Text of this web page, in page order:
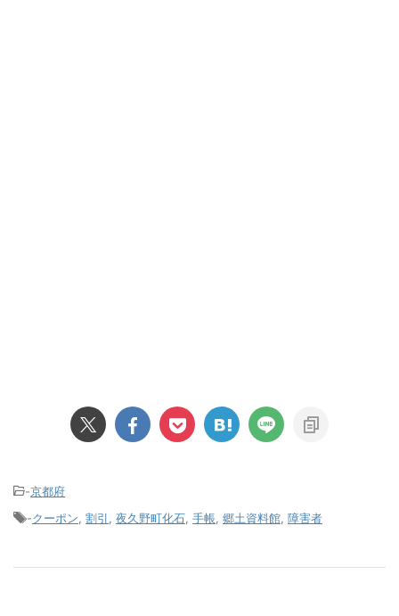
-京都府
-クーポン 割引 夜久野町化石 手帳 郷土資料館 障害者